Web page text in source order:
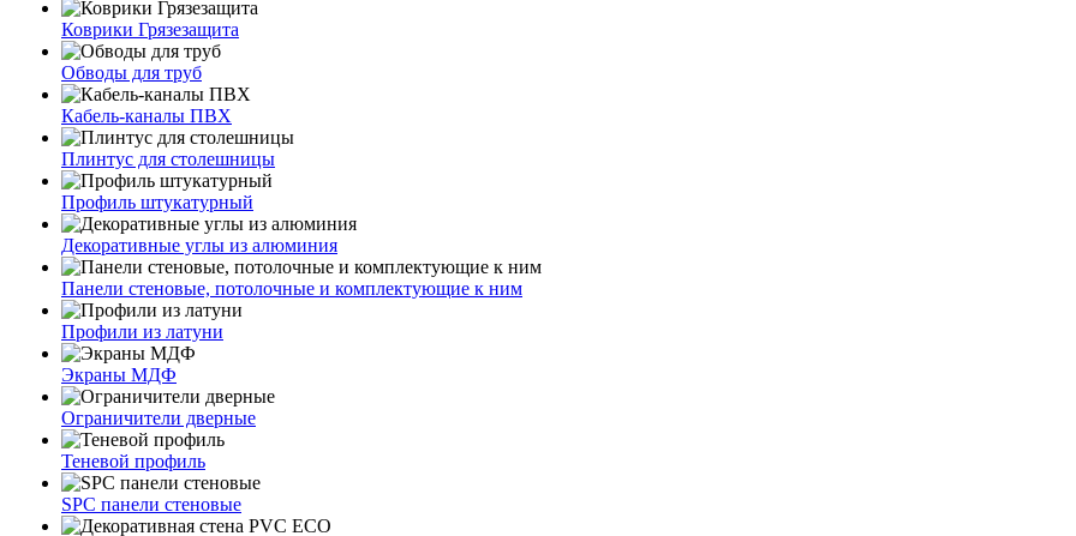
Коврики Грязезащита
Обводы для труб
Кабель-каналы ПВХ
Плинтус для столешницы
Профиль штукатурный
Декоративные углы из алюминия
Панели стеновые, потолочные и комплектующие к ним
Профили из латуни
Экраны МДФ
Ограничители дверные
Теневой профиль
SPC панели стеновые